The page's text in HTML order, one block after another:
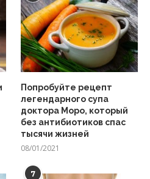
Попробуйте рецепт
легендарного супа
доктора Моро, который
без антибиотиков спас
тысячи жизней
08/01/2021
7